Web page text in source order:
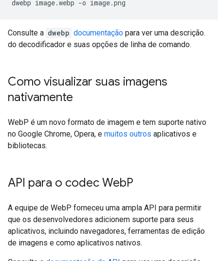
Consulte a dwebp documentação para ver uma descrição.
do decodificador e suas opções de linha de comando.
Como visualizar suas imagens
nativamente
WebP é um novo formato de imagem e tem suporte nativo
no Google Chrome, Opera, e muitos outros aplicativos e
bibliotecas.
API para o codec WebP
A equipe de WebP forneceu uma ampla API para permitir
que os desenvolvedores adicionem suporte para seus
aplicativos, incluindo navegadores, ferramentas de edição
de imagens e como aplicativos nativos.